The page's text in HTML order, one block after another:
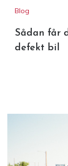
Blog
Sådan får
defekt bil